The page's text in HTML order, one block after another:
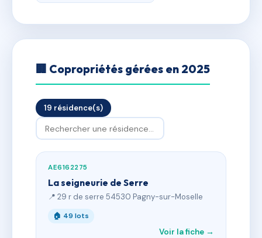
🏢 Copropriétés gérées en 2025
19 résidence(s)
AE6162275
La seigneurie de Serre
📍 29 r de serre 54530 Pagny-sur-Moselle
🏠 49 lots
Voir la fiche →